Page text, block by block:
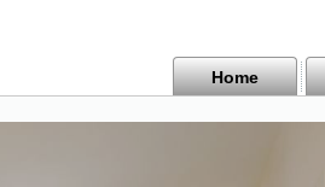
Home